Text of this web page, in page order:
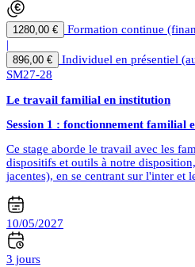
1280,00 €
Formation continue
|
896,00 €
Individuel en présentiel
SM27-28
Le travail familial en institution
Session 1 : fonctionnement familial
Ce stage aborde le travail avec les
dispositifs et outils à notre
jacentes), en se centrant sur l'inter et
10/05/2027
3 jours